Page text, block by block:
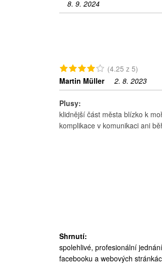
8. 9. 2024
(4.25 z 5)
Martin Müller
2. 8. 2023
Plusy:
klidnější část města blízko k
komplikace v komunikaci ani
Shrnutí:
spolehlivé, profesionální
facebooku a webových